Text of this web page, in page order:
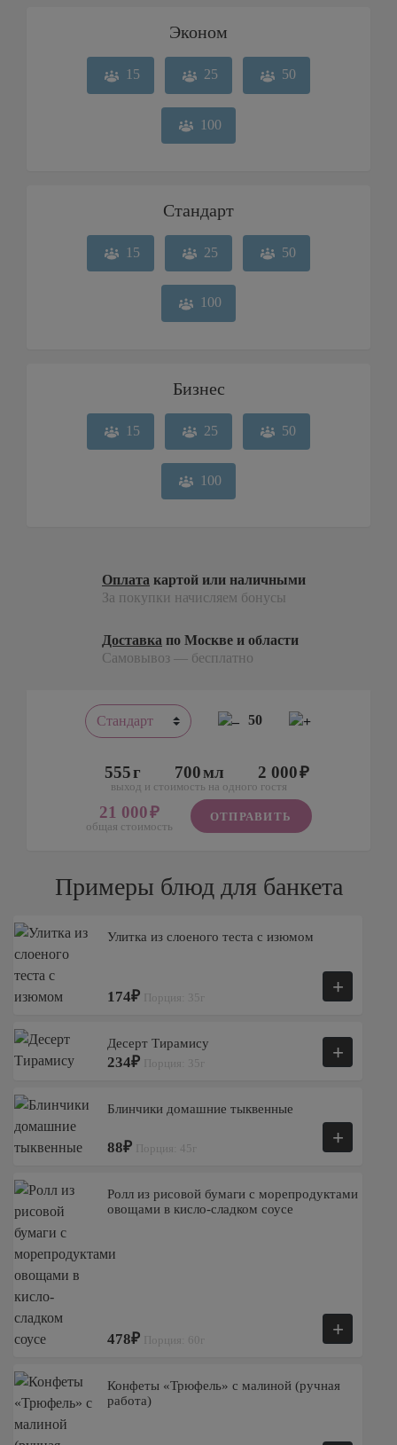
Эконом
15 25 50
100
Стандарт
15 25 50
100
Бизнес
15 25 50
100
Оплата картой или наличными
За покупки начисляем бонусы
Доставка по Москве и области
Самовывоз — бесплатно
50
555 700 2 000
выход и стоимость на одного гостя
21 000
общая стоимость
ОТПРАВИТЬ
Примеры блюд для банкета
Улитка из слоеного теста с изюмом
174₽ Порция: 35г +
Десерт Тирамису
234₽ Порция: 35г +
Блинчики домашние тыквенные
88₽ Порция: 45г +
Ролл из рисовой бумаги с морепродуктами
овощами в кисло-сладком соусе
478₽ Порция: 60г +
Конфеты «Трюфель» с малиной (ручная
работа)